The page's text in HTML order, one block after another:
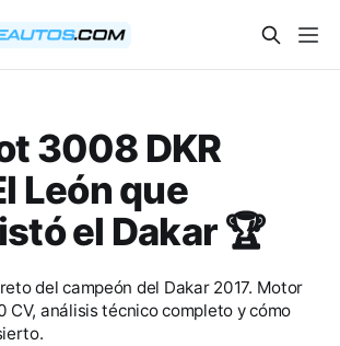
3008 DKR
León que
el Dakar 🏆
del campeón del Dakar 2017. Motor
CV, análisis técnico completo y cómo